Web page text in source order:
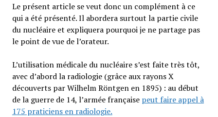
Le présent article se veut donc un complément à ce
qui a été présenté. Il abordera surtout la partie civile
du nucléaire et expliquera pourquoi je ne partage pas
le point de vue de l’orateur.
L’utilisation médicale du nucléaire s’est faite très tôt,
avec d’abord la radiologie (grâce aux rayons X
découverts par Wilhelm Röntgen en 1895) : au début
de la guerre de 14, l’armée française peut faire appel à
175 praticiens en radiologie.